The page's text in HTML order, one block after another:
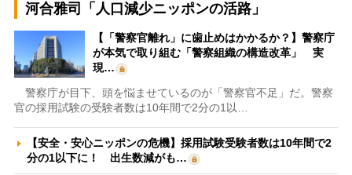
河合雅司「人口減少ニッポンの活路」
【「警察官離れ」に歯止めはかかるか？】警察庁
が本気で取り組む「警察組織の構造改革」 実
現…
警察庁が目下、頭を悩ませているのが「警察官不足」だ。警察
官の採用試験の受験者数は10年間で2分の1以…
【安全・安心ニッポンの危機】採用試験受験者数は10年間で2
分の1以下に！ 出生数減がも…